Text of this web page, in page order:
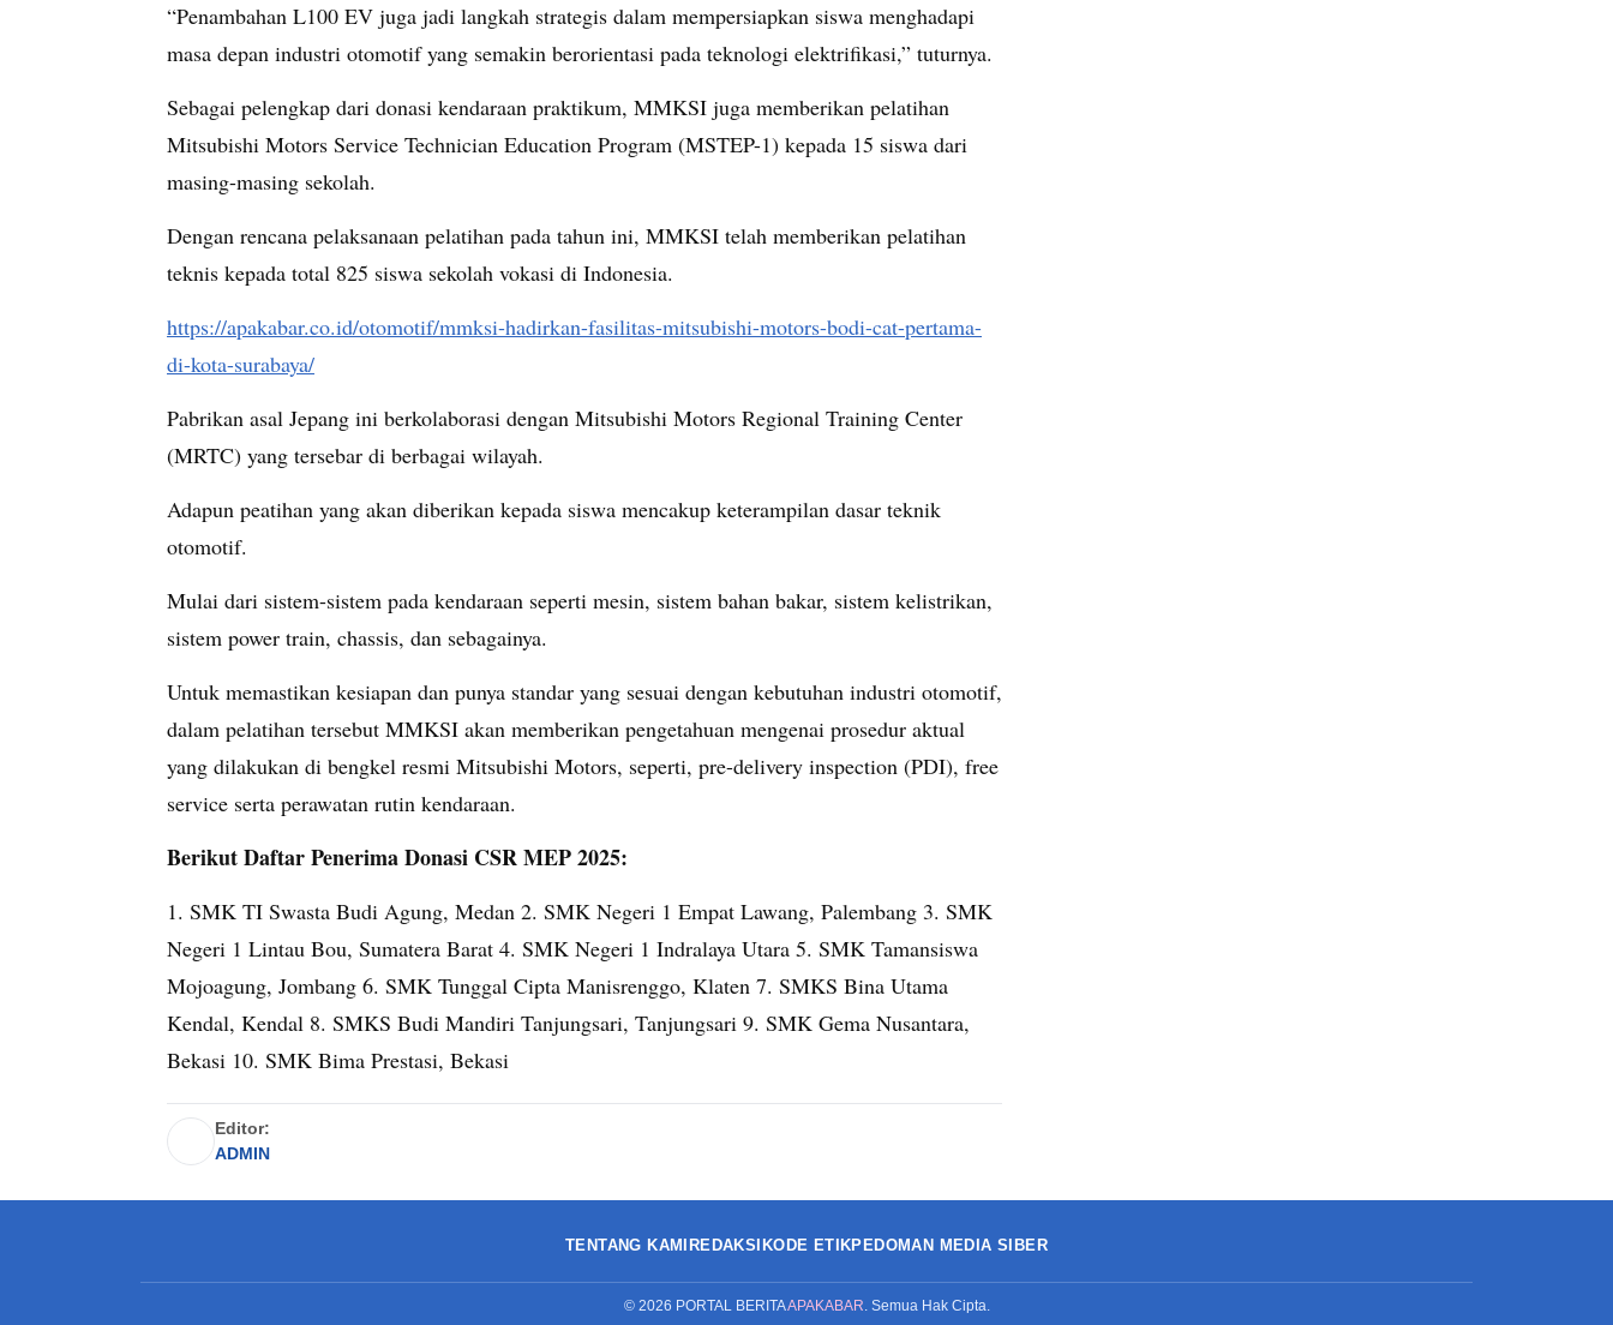
“Penambahan L100 EV juga jadi langkah strategis dalam mempersiapkan siswa menghadapi
masa depan industri otomotif yang semakin berorientasi pada teknologi elektrifikasi,” tuturnya.
Sebagai pelengkap dari donasi kendaraan praktikum, MMKSI juga memberikan pelatihan
Mitsubishi Motors Service Technician Education Program (MSTEP-1) kepada 15 siswa dari
masing-masing sekolah.
Dengan rencana pelaksanaan pelatihan pada tahun ini, MMKSI telah memberikan pelatihan
teknis kepada total 825 siswa sekolah vokasi di Indonesia.
https://apakabar.co.id/otomotif/mmksi-hadirkan-fasilitas-mitsubishi-motors-bodi-cat-pertama-
di-kota-surabaya/
Pabrikan asal Jepang ini berkolaborasi dengan Mitsubishi Motors Regional Training Center
(MRTC) yang tersebar di berbagai wilayah.
Adapun peatihan yang akan diberikan kepada siswa mencakup keterampilan dasar teknik
otomotif.
Mulai dari sistem-sistem pada kendaraan seperti mesin, sistem bahan bakar, sistem kelistrikan,
sistem power train, chassis, dan sebagainya.
Untuk memastikan kesiapan dan punya standar yang sesuai dengan kebutuhan industri otomotif,
dalam pelatihan tersebut MMKSI akan memberikan pengetahuan mengenai prosedur aktual
yang dilakukan di bengkel resmi Mitsubishi Motors, seperti, pre-delivery inspection (PDI), free
service serta perawatan rutin kendaraan.
Berikut Daftar Penerima Donasi CSR MEP 2025:
1. SMK TI Swasta Budi Agung, Medan 2. SMK Negeri 1 Empat Lawang, Palembang 3. SMK
Negeri 1 Lintau Bou, Sumatera Barat 4. SMK Negeri 1 Indralaya Utara 5. SMK Tamansiswa
Mojoagung, Jombang 6. SMK Tunggal Cipta Manisrenggo, Klaten 7. SMKS Bina Utama
Kendal, Kendal 8. SMKS Budi Mandiri Tanjungsari, Tanjungsari 9. SMK Gema Nusantara,
Bekasi 10. SMK Bima Prestasi, Bekasi
Editor:
ADMIN
TENTANG KAMI REDAKSI KODE ETIKPEDOMAN MEDIA SIBER
© 2026 PORTAL BERITAAPAKABAR. Semua Hak Cipta.